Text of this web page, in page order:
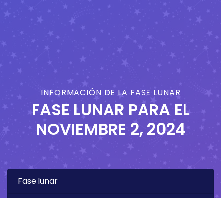
INFORMACIÓN DE LA FASE LUNAR
FASE LUNAR PARA EL
NOVIEMBRE 2, 2024
Fase lunar